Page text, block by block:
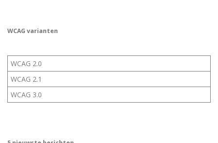
WCAG varianten
WCAG 2.0
WCAG 2.1
WCAG 3.0